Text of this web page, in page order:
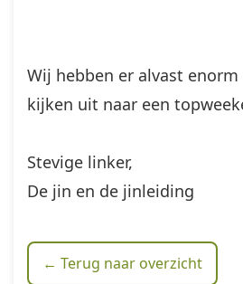
Wij hebben er alvast enorm
kijken uit naar een
Stevige linker,
De jin en de jinleiding
← Terug naar overzicht